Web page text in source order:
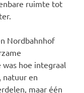
ruimte tot
Nordbahnhof
hoe integraal
natuur en
maar één